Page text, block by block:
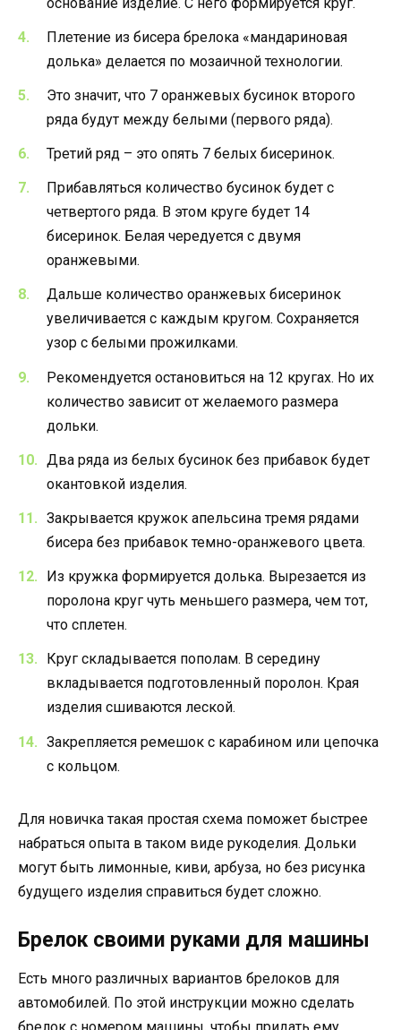
Плетение из бисера брелока «мандариновая
долька» делается по мозаичной технологии.
Это значит, что 7 оранжевых бусинок второго
ряда будут между белыми (первого ряда).
Третий ряд – это опять 7 белых бисеринок.
Прибавляться количество бусинок будет с
четвертого ряда. В этом круге будет 14
бисеринок. Белая чередуется с двумя
оранжевыми.
Дальше количество оранжевых бисеринок
увеличивается с каждым кругом. Сохраняется
узор с белыми прожилками.
Рекомендуется остановиться на 12 кругах. Но их
количество зависит от желаемого размера
дольки.
Два ряда из белых бусинок без прибавок будет
окантовкой изделия.
Закрывается кружок апельсина тремя рядами
бисера без прибавок темно-оранжевого цвета.
Из кружка формируется долька. Вырезается из
поролона круг чуть меньшего размера, чем тот,
что сплетен.
Круг складывается пополам. В середину
вкладывается подготовленный поролон. Края
изделия сшиваются леской.
Закрепляется ремешок с карабином или цепочка
с кольцом.
Для новичка такая простая схема поможет быстрее
набраться опыта в таком виде рукоделия. Дольки
могут быть лимонные, киви, арбуза, но без рисунка
будущего изделия справиться будет сложно.
Брелок своими руками для машины
Есть много различных вариантов брелоков для
автомобилей. По этой инструкции можно сделать